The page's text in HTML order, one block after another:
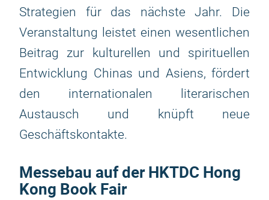
Strategien für das nächste Jahr. Die
Veranstaltung leistet einen wesentlichen
Beitrag zur kulturellen und spirituellen
Entwicklung Chinas und Asiens, fördert
den internationalen literarischen
Austausch und knüpft neue
Geschäftskontakte.
Messebau auf der HKTDC Hong
Kong Book Fair